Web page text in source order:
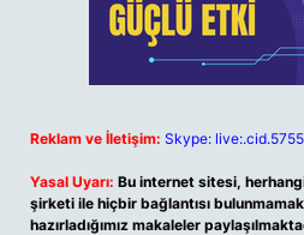
Reklam ve İletişim: Skype:
Yasal Uyarı: Bu internet sitesi,
şirketi ile hiçbir bağlantısı
hazırladığımız makaleler